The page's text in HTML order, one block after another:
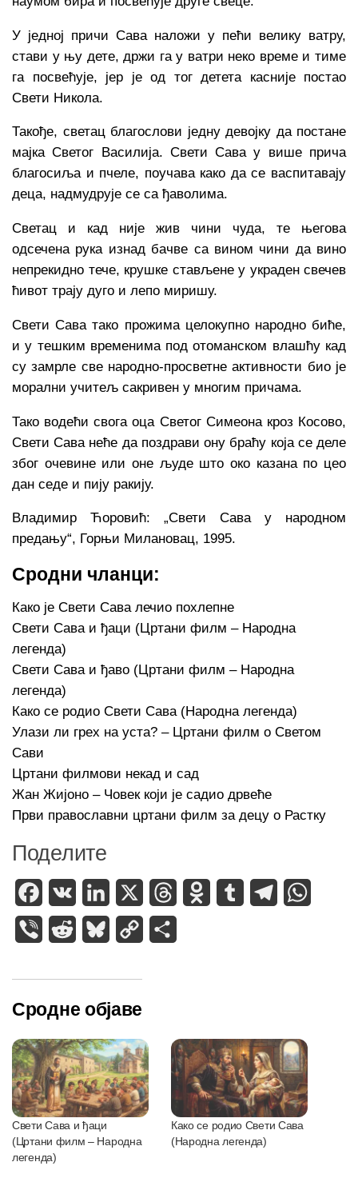
У једној причи Сава наложи у пећи велику ватру,
стави у њу дете, држи га у ватри неко време и тиме
га посвећује, јер је од тог детета касније постао
Свети Никола.
Такође, светац благослови једну девојку да постане
мајка Светог Василија. Свети Сава у више прича
благосиља и пчеле, поучава како да се васпитавају
деца, надмудрује се са ђаволима.
Светац и кад није жив чини чуда, те његова
одсечена рука изнад бачве са вином чини да вино
непрекидно тече, крушке стављене у украден свечев
ћивот трају дуго и лепо миришу.
Свети Сава тако прожима целокупно народно биће,
и у тешким временима под отоманском влашћу кад
су замрле све народно-просветне активности био је
морални учитељ сакривен у многим причама.
Тако водећи свога оца Светог Симеона кроз Косово,
Свети Сава неће да поздрави ону браћу која се деле
због очевине или оне људе што око казана по цео
дан седе и пију ракију.
Владимир Ћоровић: „Свети Сава у народном
предању“, Горњи Милановац, 1995.
Сродни чланци:
Како је Свети Сава лечио похлепне
Свети Сава и ђаци (Цртани филм – Народна
легенда)
Свети Сава и ђаво (Цртани филм – Народна
легенда)
Како се родио Свети Сава (Народна легенда)
Улази ли грех на уста? – Цртани филм о Светом
Сави
Цртани филмови некад и сад
Жан Жијоно – Човек који је садио дрвеће
Први православни цртани филм за децу о Растку
Поделите
Facebook
VK LinkedIn ThreadsOdnoklassniki
Tumblr Telegram
Viber Reddit BlueskyCopy
Сродне објаве
Свети Сава и ђаци
(Цртани филм – Народна
легенда)
Како се родио Свети Сава
(Народна легенда)